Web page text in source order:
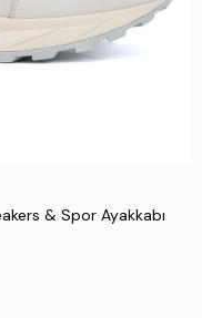
& Spor Ayakkabı